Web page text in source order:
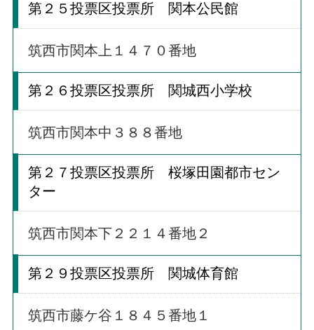
第２５投票区投票所 関本公民館
筑西市関本上１４７０番地
第２６投票区投票所 関城西小学校
筑西市関本中３８８番地
第２７投票区投票所 桜塚田園都市セン
ター
筑西市関本下２２１４番地２
第２９投票区投票所 関城体育館
筑西市藤ケ谷１８４５番地１